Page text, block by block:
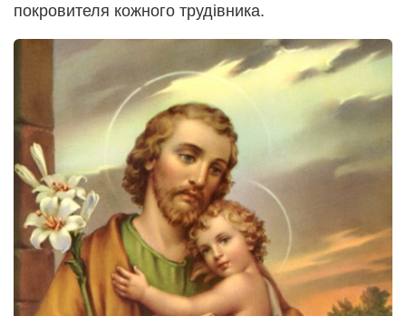
покровителя кожного трудівника.